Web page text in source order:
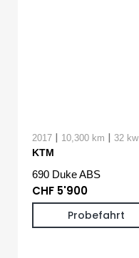
2017 | 10,300 km | 32 kw
KTM
690 Duke ABS
CHF 5'900
Probefahrt